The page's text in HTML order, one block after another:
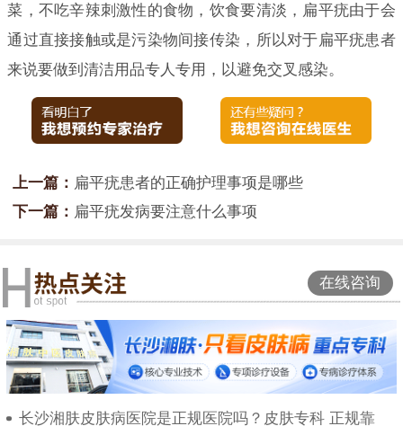
菜，不吃辛辣刺激性的食物，饮食要清淡，扁平疣由于会
通过直接接触或是污染物间接传染，所以对于扁平疣患者
来说要做到清洁用品专人专用，以避免交叉感染。
上一篇： 扁平疣患者的正确护理事项是哪些
下一篇： 扁平疣发病要注意什么事项
在线咨询
长沙湘肤皮肤病医院是正规医院吗？皮肤专科 正规靠